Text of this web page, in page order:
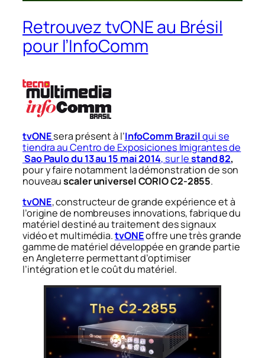
Retrouvez tvONE au Brésil
pour l’InfoComm
tvONEsera présent à l’InfoComm Brazilqui se
tiendra au Centro de Exposiciones Imigrantes de
Sao Paulo du 13 au 15 mai 2014, sur lestand 82,
pour y faire notamment la démonstration de son
nouveauscaler universel CORIO C2-2855.
tvONE, constructeur de grande expérience et à
l’origine de nombreuses innovations, fabrique du
matériel destiné au traitement des signaux
vidéo et multimédia.tvONEoffre une très grande
gamme de matériel développée en grande partie
en Angleterre permettant d’optimiser
l’intégration et le coût du matériel.